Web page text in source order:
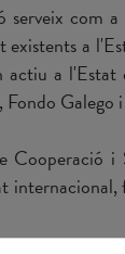
com
a
a l'Estat
Galego
Cooperació